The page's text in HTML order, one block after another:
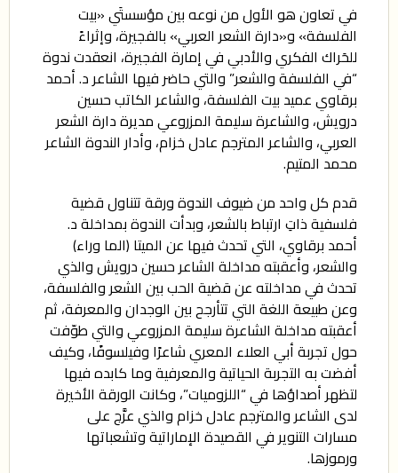
في تعاون هو الأول من نوعه بين مؤسستَي «بيت
الفلسفة» و«دارة الشعر العربي» بالفجيرة، وإثراءً
للحَراك الفكري والأدبي في إمارة الفجيرة، انعقدت ندوة
“في الفلسفة والشعر” والتي حاضر فيها الشاعر د. أحمد
برقاوي عميد بيت الفلسفة، والشاعر الكاتب حسين
درويش، والشاعرة سليمة المزروعي مديرة دارة الشعر
العربي، والشاعر المترجم عادل خزام، وأدار الندوة الشاعر
محمد المتيم.
قدم كل واحد من ضيوف الندوة ورقة تتناول قضية
فلسفية ذاتِ ارتباط بالشعر، وبدأت الندوة بمداخلة د.
أحمد برقاوي، التي تحدث فيها عن الميتا (الما وراء)
والشعر، وأعقبته مداخلة الشاعر حسين درويش والذي
تحدث في مداخلته عن قضية الحب بين الشعر والفلسفة،
وعن طبيعة اللغة التي تتأرجح بين الوجدان والمعرفة، ثم
أعقبته مداخلة الشاعرة سليمة المزروعي والتي طوّفت
حول تجربة أبي العلاء المعري شاعرًا وفيلسوفًا، وكيف
أفضت به التجربة الحياتية والمعرفية وما كابده فيها
لتظهر أصداؤها في “اللزوميات”، وكانت الورقة الأخيرة
لدى الشاعر والمترجم عادل خزام والذي عرَّج على
مسارات التنوير في القصيدة الإماراتية وتشعباتها
ورموزها.